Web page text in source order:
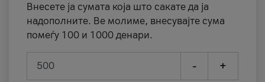
Внесете ја сумата која што сакате да ја
надополните. Ве молиме, внесувајте сума
помеѓу 100 и 1000 денари.
- +